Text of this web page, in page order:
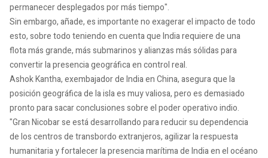
permanecer desplegados por más tiempo".
Sin embargo, añade, es importante no exagerar el impacto de todo
esto, sobre todo teniendo en cuenta que India requiere de una
flota más grande, más submarinos y alianzas más sólidas para
convertir la presencia geográfica en control real.
Ashok Kantha, exembajador de India en China, asegura que la
posición geográfica de la isla es muy valiosa, pero es demasiado
pronto para sacar conclusiones sobre el poder operativo indio.
"Gran Nicobar se está desarrollando para reducir su dependencia
de los centros de transbordo extranjeros, agilizar la respuesta
humanitaria y fortalecer la presencia marítima de India en el océano